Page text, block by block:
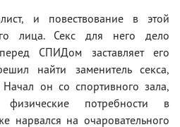
и повествование в этой
лица. Секс для него дело
СПИДом заставляет его
найти заменитель секса,
он со спортивного зала,
потребности в
нарвался на очаровательного